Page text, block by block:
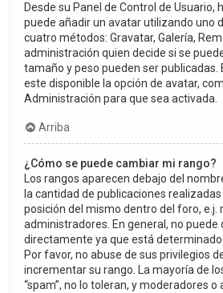
Desde su Panel de Control de Usuario,
puede añadir un avatar utilizando uno
cuatro métodos: Gravatar, Galería,
administración quien decide si se
tamaño y peso pueden ser publicadas.
este disponible la opción de avatar,
Administración para que sea activada.
Arriba
¿Cómo se puede cambiar mi rango?
Los rangos aparecen debajo del
la cantidad de publicaciones
posición del mismo dentro del foro, e.j.
administradores. En general, no puede
directamente ya que está
Por favor, no abuse de sus privilegios
incrementar su rango. La mayoría de
“spam”, no lo toleran, y moderadores